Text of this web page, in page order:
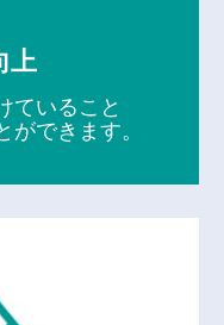
上
ていること
ができます。